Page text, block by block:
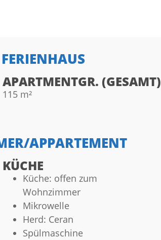
APARTMENTGR. (GESAMT)
115 m²
APPARTEMENT
KÜCHE
Küche: offen zum
Wohnzimmer
Mikrowelle
Herd: Ceran
Spülmaschine